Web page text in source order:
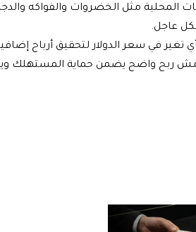
المحلية مثل الخضروات والفواكه
عاجل.
تغير في سعر الدولار لتحقيق أرباح
هامش ربح واضح يضمن حماية المستهلك